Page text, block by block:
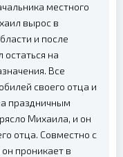
местного
вырос в
и после
на
Все
своего отца и
праздничным
Михаила, и он
отца. Совместно с
проникает в